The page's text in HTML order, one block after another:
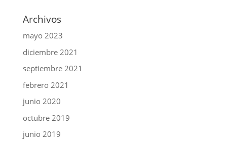
Archivos
mayo 2023
diciembre 2021
septiembre 2021
febrero 2021
junio 2020
octubre 2019
junio 2019